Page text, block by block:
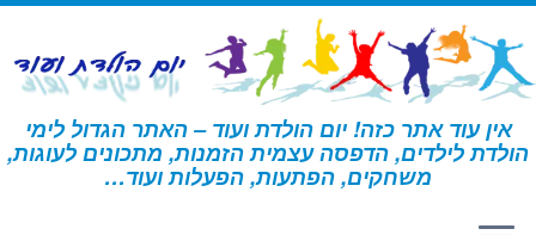
דלג
לתוכן
אין עוד אתר כזה! יום הולדת ועוד – האתר הגדול לימי
הולדת לילדים, הדפסה עצמית הזמנות, מתכונים לעוגות,
משחקים, הפתעות, הפעלות ועוד… דף הבית » קשת בענן » יצירה – קשת בענן